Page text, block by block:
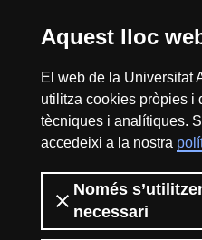
Aquest lloc
El web de la Universitat
utilitza cookies pròpies i
tècniques i analítiques.
accedeixi a la nostra
Només
necessari